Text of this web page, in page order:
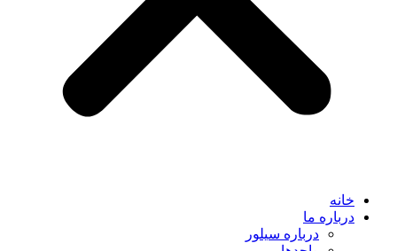
خانه
درباره ما
درباره سیلور